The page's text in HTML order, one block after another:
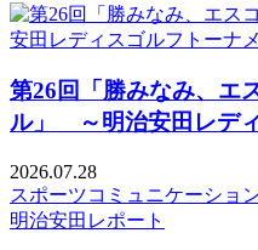
第26回「勝みなみ、エ
ル」 ～明治安田レデ
2026.07.28
スポーツコミュニケーショ
明治安田レポート